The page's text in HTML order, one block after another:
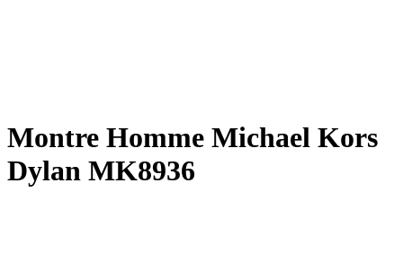
Montre Homme Michael Kors
Dylan MK8936